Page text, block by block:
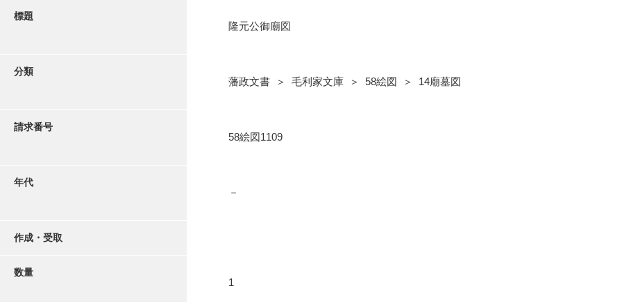
標題
隆元公御廟図
分類
藩政文書 ＞ 毛利家文庫 ＞ 58絵図 ＞ 14廟墓図
請求番号
58絵図1109
年代
－
作成・受取
数量
1